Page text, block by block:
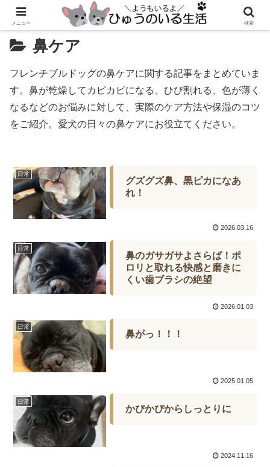
鼻ケア
フレンチブルドッグの鼻ケアに関する記事をまとめていま
す。鼻が乾燥してカピカピになる、ひび割れる、色が薄く
なるなどのお悩みに対して、実際のケア方法や保湿のコツ
をご紹介。愛犬の日々の鼻ケアにお役立てください。
日常
グズグズ鼻、黒ピカになあ
れ！
2026.03.16
日常
鼻のガサガサよさらば！ポ
ロリと取れる快感と磨きに
くい歯ブラシの絶望
2026.01.03
日常
鼻がっ！！！
2025.01.05
日常
かぴかぴからしっとりに
2024.11.16
メニュー 検索